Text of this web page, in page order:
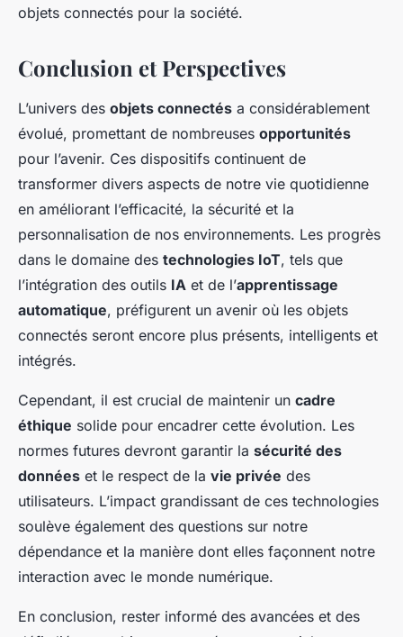
objets connectés pour la société.
Conclusion et Perspectives
L’univers des objets connectés a considérablement
évolué, promettant de nombreuses opportunités
pour l’avenir. Ces dispositifs continuent de
transformer divers aspects de notre vie quotidienne
en améliorant l’efficacité, la sécurité et la
personnalisation de nos environnements. Les progrès
dans le domaine des technologies IoT, tels que
l’intégration des outils IA et de l’apprentissage
automatique, préfigurent un avenir où les objets
connectés seront encore plus présents, intelligents et
intégrés.
Cependant, il est crucial de maintenir un cadre
éthique solide pour encadrer cette évolution. Les
normes futures devront garantir la sécurité des
données et le respect de la vie privée des
utilisateurs. L’impact grandissant de ces technologies
soulève également des questions sur notre
dépendance et la manière dont elles façonnent notre
interaction avec le monde numérique.
En conclusion, rester informé des avancées et des